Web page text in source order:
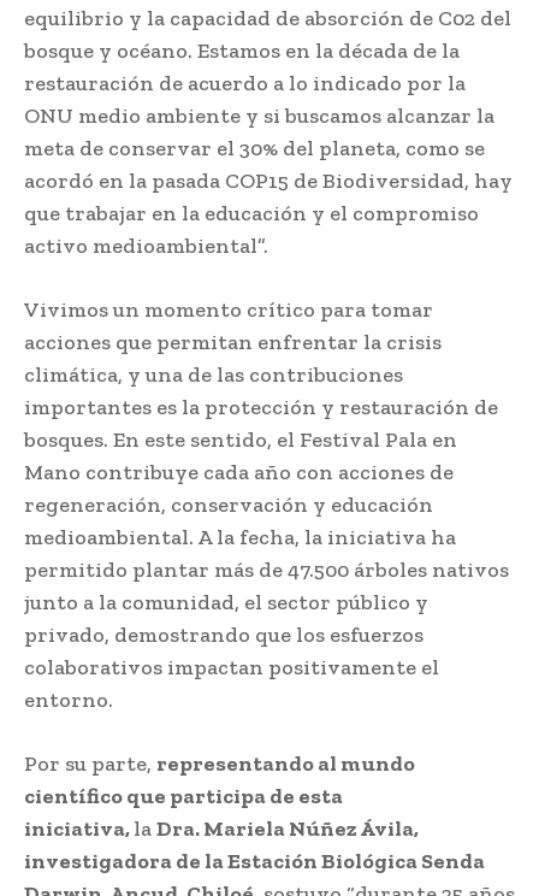
equilibrio y la capacidad de absorción de C02 del
bosque y océano. Estamos en la década de la
restauración de acuerdo a lo indicado por la
ONU medio ambiente y si buscamos alcanzar la
meta de conservar el 30% del planeta, como se
acordó en la pasada COP15 de Biodiversidad, hay
que trabajar en la educación y el compromiso
activo medioambiental”.
Vivimos un momento crítico para tomar
acciones que permitan enfrentar la crisis
climática, y una de las contribuciones
importantes es la protección y restauración de
bosques. En este sentido, el Festival Pala en
Mano contribuye cada año con acciones de
regeneración, conservación y educación
medioambiental. A la fecha, la iniciativa ha
permitido plantar más de 47.500 árboles nativos
junto a la comunidad, el sector público y
privado, demostrando que los esfuerzos
colaborativos impactan positivamente el
entorno.
Por su parte, representando al mundo
científico que participa de esta
iniciativa,laDra. Mariela Núñez Ávila,
investigadora de la Estación Biológica Senda